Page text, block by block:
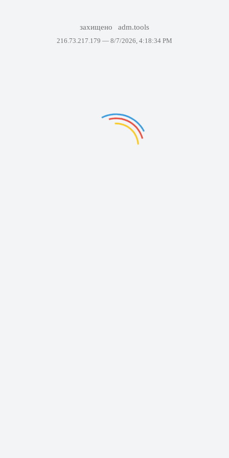
захищено adm.tools
216.73.217.179 — 8/7/2026, 4:18:34 PM